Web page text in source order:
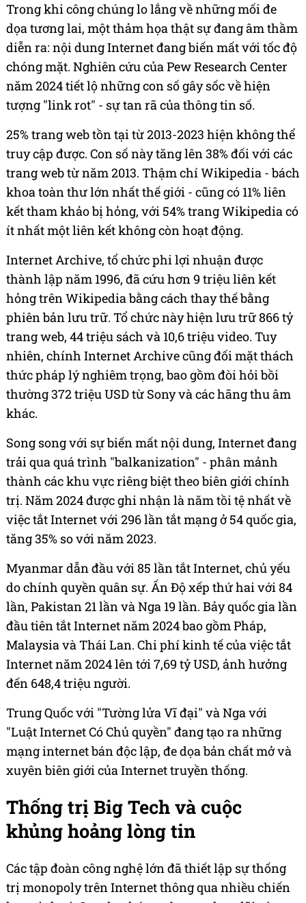
Trong khi công chúng lo lắng về những mối đe
dọa tương lai, một thảm họa thật sự đang âm thầm
diễn ra: nội dung Internet đang biến mất với tốc độ
chóng mặt. Nghiên cứu của Pew Research Center
năm 2024 tiết lộ những con số gây sốc về hiện
tượng "link rot" - sự tan rã của thông tin số.
25% trang web tồn tại từ 2013-2023 hiện không thể
truy cập được. Con số này tăng lên 38% đối với các
trang web từ năm 2013. Thậm chí Wikipedia - bách
khoa toàn thư lớn nhất thế giới - cũng có 11% liên
kết tham khảo bị hỏng, với 54% trang Wikipedia có
ít nhất một liên kết không còn hoạt động.
Internet Archive, tổ chức phi lợi nhuận được
thành lập năm 1996, đã cứu hơn 9 triệu liên kết
hỏng trên Wikipedia bằng cách thay thế bằng
phiên bản lưu trữ. Tổ chức này hiện lưu trữ 866 tỷ
trang web, 44 triệu sách và 10,6 triệu video. Tuy
nhiên, chính Internet Archive cũng đối mặt thách
thức pháp lý nghiêm trọng, bao gồm đòi hỏi bồi
thường 372 triệu USD từ Sony và các hãng thu âm
khác.
Song song với sự biến mất nội dung, Internet đang
trải qua quá trình "balkanization" - phân mảnh
thành các khu vực riêng biệt theo biên giới chính
trị. Năm 2024 được ghi nhận là năm tồi tệ nhất về
việc tắt Internet với 296 lần tắt mạng ở 54 quốc gia,
tăng 35% so với năm 2023.
Myanmar dẫn đầu với 85 lần tắt Internet, chủ yếu
do chính quyền quân sự. Ấn Độ xếp thứ hai với 84
lần, Pakistan 21 lần và Nga 19 lần. Bảy quốc gia lần
đầu tiên tắt Internet năm 2024 bao gồm Pháp,
Malaysia và Thái Lan. Chi phí kinh tế của việc tắt
Internet năm 2024 lên tới 7,69 tỷ USD, ảnh hưởng
đến 648,4 triệu người.
Trung Quốc với "Tường lửa Vĩ đại" và Nga với
"Luật Internet Có Chủ quyền" đang tạo ra những
mạng internet bán độc lập, đe dọa bản chất mở và
xuyên biên giới của Internet truyền thống.
Thống trị Big Tech và cuộc
khủng hoảng lòng tin
Các tập đoàn công nghệ lớn đã thiết lập sự thống
trị monopoly trên Internet thông qua nhiều chiến